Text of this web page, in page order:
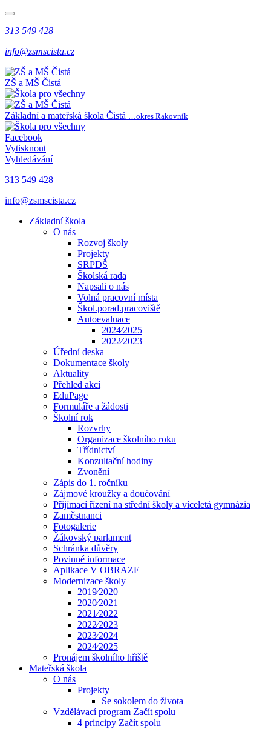
313 549 428
info@zsmscista.cz
ZŠ a MŠ Čistá
Základní a mateřská škola Čistá …okres Rakovník
Facebook
Vytisknout
Vyhledávání
313 549 428
info@zsmscista.cz
Základní škola
O nás
Rozvoj školy
Projekty
SRPDŠ
Školská rada
Napsali o nás
Volná pracovní místa
Škol.porad.pracoviště
Autoevaluace
2024⁄2025
2022⁄2023
Úřední deska
Dokumentace školy
Aktuality
Přehled akcí
EduPage
Formuláře a žádosti
Školní rok
Rozvrhy
Organizace školního roku
Třídnictví
Konzultační hodiny
Zvonění
Zápis do 1. ročníku
Zájmové kroužky a doučování
Přijímací řízení na střední školy a víceletá gymnázia
Zaměstnanci
Fotogalerie
Žákovský parlament
Schránka důvěry
Povinné informace
Aplikace V OBRAZE
Modernizace školy
2019⁄2020
2020⁄2021
2021⁄2022
2022⁄2023
2023⁄2024
2024⁄2025
Pronájem školního hřiště
Mateřská škola
O nás
Projekty
Se sokolem do života
Vzdělávací program Začít spolu
4 principy Začít spolu